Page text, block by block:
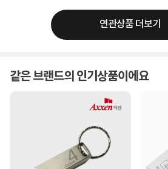
연관상품 더보기
같은 브랜드의 인기상품이에요